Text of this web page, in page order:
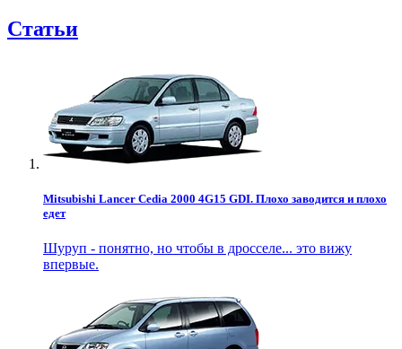
Статьи
Mitsubishi Lancer Cedia 2000 4G15 GDI. Плохо заводится и плохо
едет
Шуруп - понятно, но чтобы в дросселе... это вижу
впервые.